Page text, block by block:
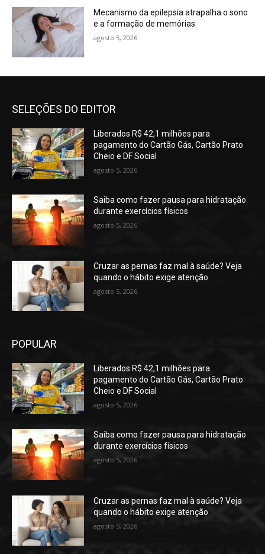
Mecanismo da epilepsia atrapalha o sono
e a formação de memórias
agosto 5, 2026
SELEÇÕES DO EDITOR
Liberados R$ 42,1 milhões para
pagamento do Cartão Gás, Cartão Prato
Cheio e DF Social
agosto 5, 2026
Saiba como fazer pausa para hidratação
durante exercícios físicos
agosto 5, 2026
Cruzar as pernas faz mal à saúde? Veja
quando o hábito exige atenção
agosto 5, 2026
POPULAR
Liberados R$ 42,1 milhões para
pagamento do Cartão Gás, Cartão Prato
Cheio e DF Social
agosto 5, 2026
Saiba como fazer pausa para hidratação
durante exercícios físicos
agosto 5, 2026
Cruzar as pernas faz mal à saúde? Veja
quando o hábito exige atenção
agosto 5, 2026